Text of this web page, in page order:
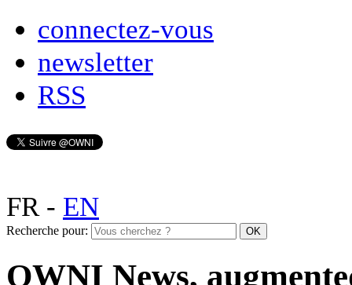
connectez-vous
newsletter
RSS
FR- EN
Recherche pour:
OWNI News,